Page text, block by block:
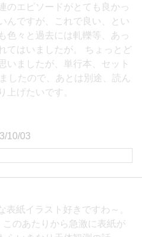
のエピソードがとても良かっ
んですが、これで良い、とい
色々と過去には軋轢等、あっ
てはいましたが。 ちょっとど
いましたが、単行本、セット
したので、あとは別途、読ん
上げたいです。
10/03
表紙イラスト好きですわ～。
このあたりから急激に表紙が